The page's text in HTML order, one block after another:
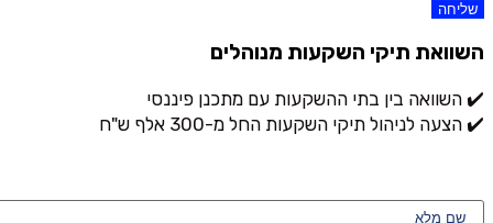
שליחה
השוואת תיקי השקעות מנוהלים
✔️ השוואה בין בתי ההשקעות עם מתכנן פיננסי
✔️ הצעה לניהול תיקי השקעות החל מ-300 אלף ש"ח